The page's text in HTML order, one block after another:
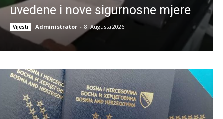
uvedene i nove sigurnosne mjere
Vijesti Administrator - 8. Augusta 2026.